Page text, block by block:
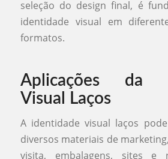
seleção do design final, é
identidade visual em
formatos.
Aplicações da
Visual Laços
A identidade visual laços
diversos materiais de
visita, embalagens, sites e